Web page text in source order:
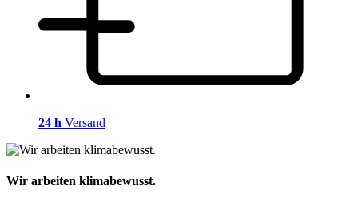
24 h Versand
Wir arbeiten klimabewusst.